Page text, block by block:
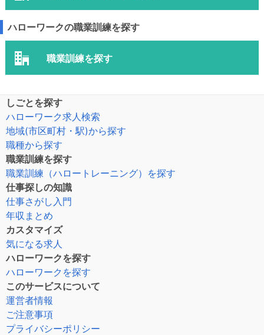
ハローワークの職業訓練を探す
職業訓練を探す
しごとを探す
ハローワーク求人検索
地域(市区町村・駅)から探す
職種から探す
職業訓練を探す
職業訓練（ハロートレーニング）を探す
仕事探しの知識
仕事さがし入門
年収まとめ
カスタマイズ
気になる求人
ハローワークを探す
ハローワークを探す
このサービスについて
運営者情報
ご注意事項
プライバシーポリシー